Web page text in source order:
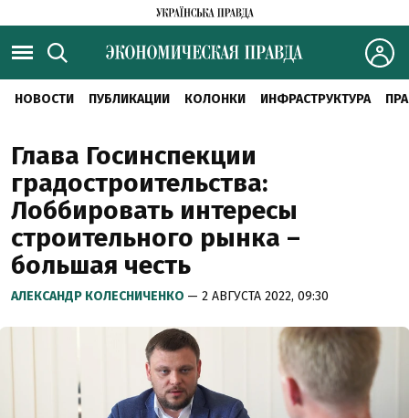
НОВОСТИ ПУБЛИКАЦИИ КОЛОНКИ ИНФРАСТРУКТУРА
Глава Госинспекции
градостроительства:
Лоббировать интересы
строительного рынка –
большая честь
АЛЕКСАНДР КОЛЕСНИЧЕНКО — 2 АВГУСТА 2022, 09:30